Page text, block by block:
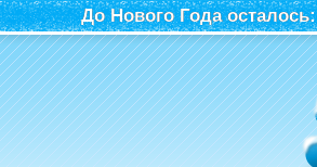
До Нового Года осталось: